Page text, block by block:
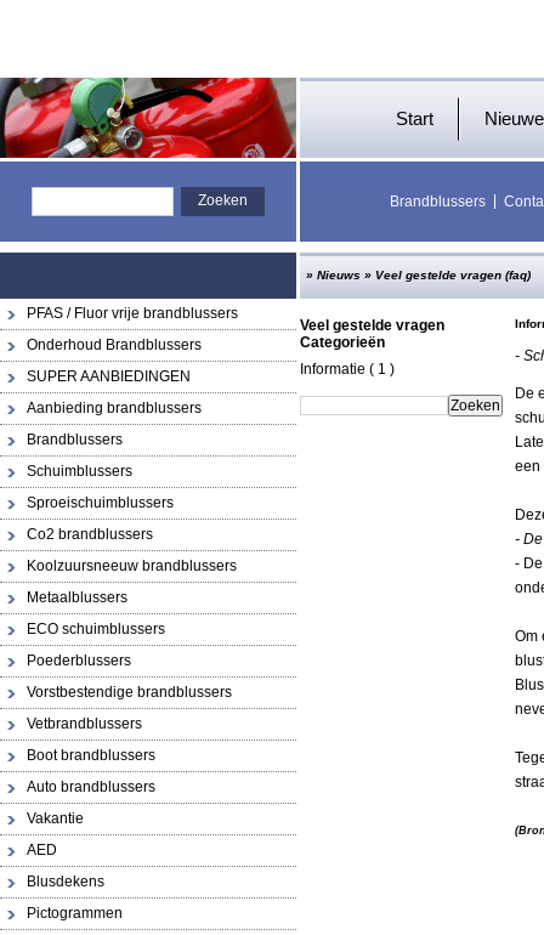
Start
Brandblussers
PFAS / Fluor vrije brandblussers
Onderhoud Brandblussers
SUPER AANBIEDINGEN
Aanbieding brandblussers
Brandblussers
Schuimblussers
Sproeischuimblussers
Co2 brandblussers
Koolzuursneeuw brandblussers
Metaalblussers
ECO schuimblussers
Poederblussers
Vorstbestendige brandblussers
Vetbrandblussers
Boot brandblussers
Auto brandblussers
Vakantie
AED
Blusdekens
Pictogrammen
» Nieuws » Veel gestelde vragen (faq)
Veel gestelde vragen
Categorieën
Informatie ( 1 )
-
De
een
-
-
Om